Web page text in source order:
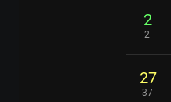
2
2
27
37